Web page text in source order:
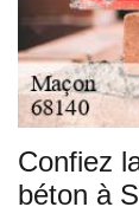
Confiez
béton à